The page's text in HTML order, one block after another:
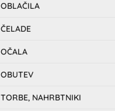
OBLAČILA
ČELADE
OČALA
OBUTEV
TORBE, NAHRBTNIKI